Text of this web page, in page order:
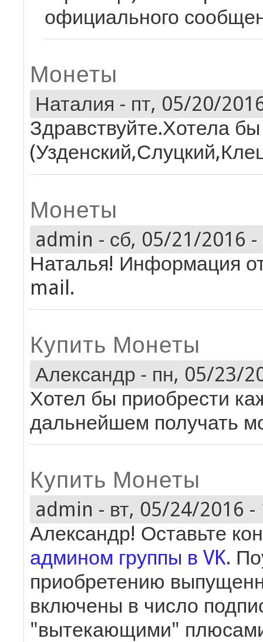
официального
Монеты
Наталия - пт, 05/20/
Здравствуйте.Хотела
Монеты
admin - сб, 05/21/2016 -
Наталья! Информация
mail.
Купить Монеты
Александр - пн, 05/23/
Хотел бы приобрести
дальнейшем получать
Купить Монеты
admin - вт, 05/24/2016 -
Александр! Оставьте
админом группы в VK.
приобретению
включены в число
"вытекающими"